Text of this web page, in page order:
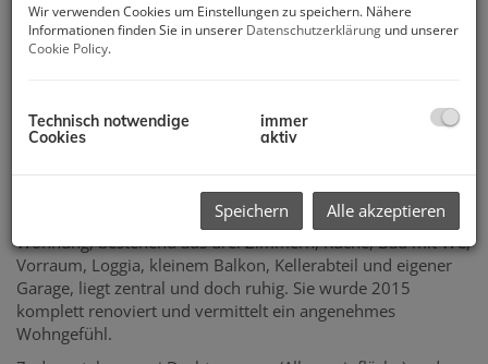
Beschreibung
Diese in einem Mehrparteienhaus im 2. Stock befindliche
Wohnung, bestehend aus drei Zimmern, Küche, Bad mit WC,
Vorraum, Loggia, kleinem Balkon, Kellerabteil und eigener
Garage, liegt zentral und doch ruhig. Sie wurde 2015
komplett renoviert und vermittelt ein angenehmes
Wohngefühl.
Wir verwenden Cookies um Einstellungen zu speichern. Nähere
Informationen finden Sie in unserer Datenschutzerklärung und unserer
Cookie Policy.
Technisch notwendige
Cookies
immer
aktiv
Speichern Alle akzeptieren